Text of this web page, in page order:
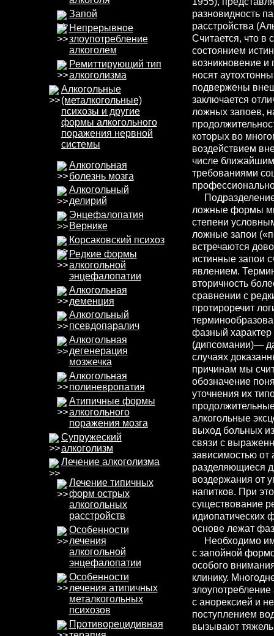
Запой
Непрерывное
злоупотребление
алкоголем
Ремиттирующий тип
алкоголизма
Алкогольные
(металкогольные)
психозы и другие
формы алкогольного
поражения нервной
системы
Алкогольная
болезнь мозга
Алкогольный
делирий
Энцефалопатия
Вернике
Корсаковский психоз
Редкие формы
алкогольной
энцефалопатии
Алкогольная
деменция
Алкогольный
псевдопаралич
Алкогольная
дегенерация
мозжечка
Алкогольная
полиневропатия
Атипичные формы
алкогольного
поражения мозга
Супружеский
алкоголизм
Лечение алкоголизма
Лечение типичных
форм острых
алкогольных
расстройств
Особенности
лечения
алкогольной
энцефалопатии
Особенности
лечения атипичных
металкогольных
психозов
Противорецидивная
разновидность
расстройства
Считается, что в
состоянием
возникновение и
носят
подвержены
заключается
ложных запоев,
которых во
воздействием
числе
требованиями
Подразделение
ложные формы
степени
ложные запои
встречаются
истинные запои
явлением.
вторичность
сравнении с
протироречит
фазный характер
(дипсомании)—
случаях
причинам мы
обозначение
уточнения их
алкогольные
выход больных
связи с
зависимостью от
разделяющиеся
воздержания от
напитков. При
существование
идиопатических
основе лежат
Необходимо
с запойной
особого
клинику.
злоупотребление
с анорексией и
поступлением
вызывают